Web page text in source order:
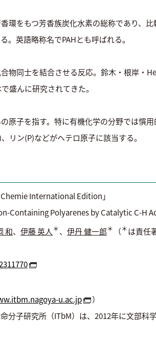
環をもつ芳香族炭化水素の総称であり、
。英語略称名でPAHとも呼ばれる。
物同士を結合させる反応。鈴木・根岸・
盛んに研究されてきた。
原子を指す。特に有機化学の分野では慣
リン(P)などがヘテロ原子に該当する。
International Edition」
Containing Polyarenes by Catalytic C-H
和、 伊藤 英人 ＊、 伊丹 健一郎＊ （＊は責任
u.ac.jp
）
分子研究所（ITbM）は、2012年に文部科